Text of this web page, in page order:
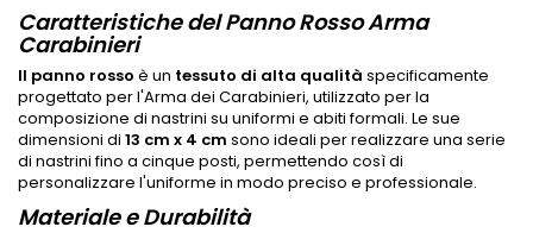
Caratteristiche del Panno Rosso Arma
Carabinieri
Il panno rosso è un tessuto di alta qualità specificamente
progettato per l'Arma dei Carabinieri, utilizzato per la
composizione di nastrini su uniformi e abiti formali. Le sue
dimensioni di 13 cm x 4 cm sono ideali per realizzare una serie
di nastrini fino a cinque posti, permettendo così di
personalizzare l'uniforme in modo preciso e professionale.
Materiale e Durabilità